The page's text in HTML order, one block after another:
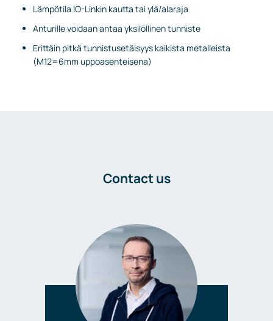
Lämpötila IO-Linkin kautta tai ylä/alaraja
Anturille voidaan antaa yksilöllinen tunniste
Erittäin pitkä tunnistusetäisyys kaikista metalleista
(M12=6mm uppoasenteisena)
Contact us